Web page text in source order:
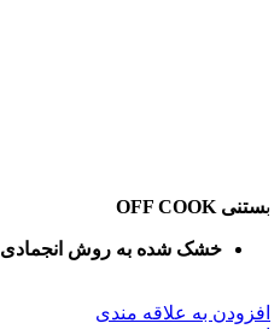
بستنی OFF COOK
خشک شده به روش انجمادی
افزودن به علاقه مندی